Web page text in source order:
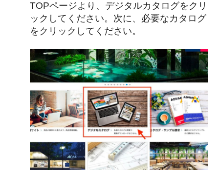
TOPページより、デジタルカタログをクリ
ックしてください。次に、必要なカタログ
をクリックしてください。